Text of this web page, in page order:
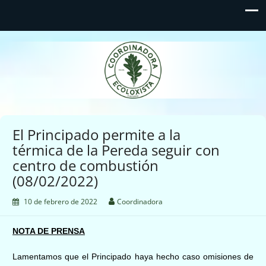
Coordinadora Ecoloxista
d'Asturies
El Principado permite a la
térmica de la Pereda seguir con
centro de combustión
(08/02/2022)
10 de febrero de 2022 Coordinadora
NOTA DE PRENSA
Lamentamos queel Principado haya hecho caso omisiones de